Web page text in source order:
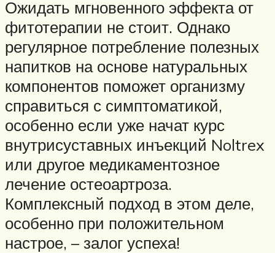
Ожидать мгновенного эффекта от
фитотерапии не стоит. Однако
регулярное потребление полезных
напитков на основе натуральных
компонентов поможет организму
справиться с симптоматикой,
особенно если уже начат курс
внутрисуставных инъекций Noltrex
или другое медикаментозное
лечение остеоартроза.
Комплексный подход в этом деле,
особенно при положительном
настрое, – залог успеха!